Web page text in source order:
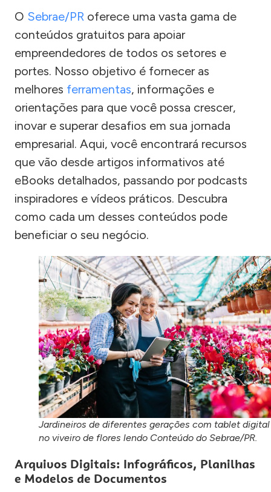
O Sebrae/PR oferece uma vasta gama de
conteúdos gratuitos para apoiar
empreendedores de todos os setores e
portes. Nosso objetivo é fornecer as
melhores ferramentas, informações e
orientações para que você possa crescer,
inovar e superar desafios em sua jornada
empresarial. Aqui, você encontrará recursos
que vão desde artigos informativos até
eBooks detalhados, passando por podcasts
inspiradores e vídeos práticos. Descubra
como cada um desses conteúdos pode
beneficiar o seu negócio.
Jardineiros de diferentes gerações com tablet digital
no viveiro de flores lendo Conteúdo do Sebrae/PR.
Arquivos Digitais: Infográficos, Planilhas
e Modelos de Documentos